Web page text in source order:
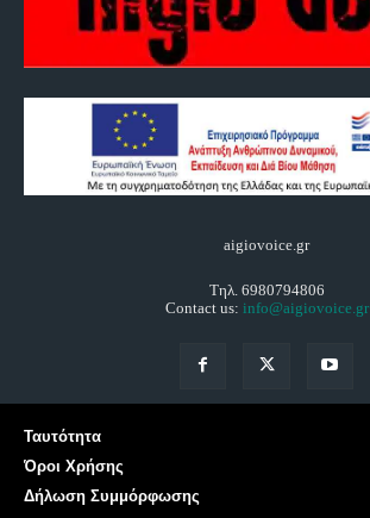
aigiovoice.gr
Τηλ. 6980794806
Contact us: info@aigiovoice.gr
Ταυτότητα
Όροι Χρήσης
Δήλωση Συμμόρφωσης